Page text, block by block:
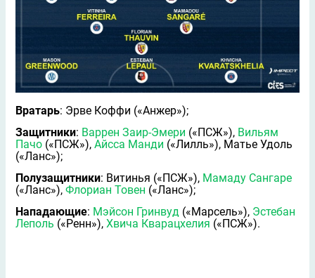
Вратарь: Эрве Коффи («Анжер»);
Защитники: Варрен Заир-Эмери («ПСЖ»), Вильям
Пачо («ПСЖ»), Айсса Манди («Лилль»), Матье Удоль
(«Ланс»);
Полузащитники: Витинья («ПСЖ»), Мамаду Сангаре
(«Ланс»), Флориан Товен («Ланс»);
Нападающие: Мэйсон Гринвуд («Марсель»), Эстебан
Леполь («Ренн»), Хвича Кварацхелия («ПСЖ»).